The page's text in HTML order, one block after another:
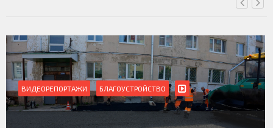
ВИДЕОРЕПОРТАЖИ БЛАГОУСТРОЙСТВО